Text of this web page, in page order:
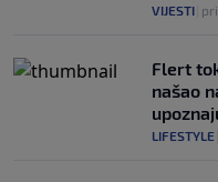
VIJESTI
Flert
našao
LIFESTYLE